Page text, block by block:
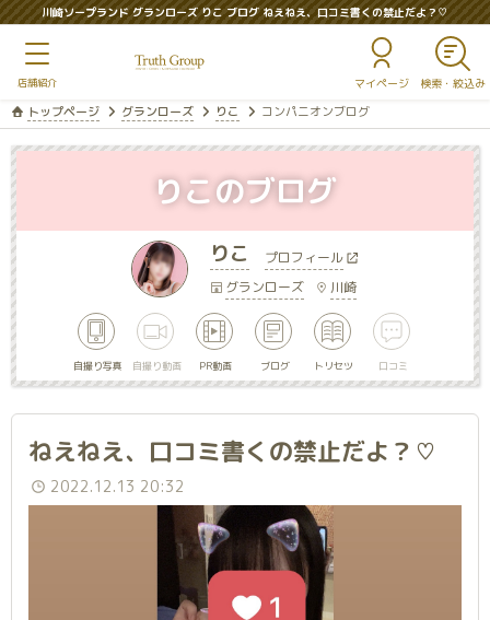
川崎ソープランド グランローズ りこ ブログ ねえねえ、口コミ書くの禁止だよ？♡
マイページ
トップページ グランローズ りこ コンパニオンブログ
りこ
プロフィール
グランローズ
川崎
自撮り写真 自撮り動画 PR動画 ブログ トリセツ 口コミ
りこのブログ
ねえねえ、口コミ書くの禁止だよ？♡
2022.12.13 20:32